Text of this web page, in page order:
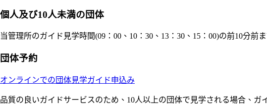
個人及び10人未満の団体
当管理所のガイド見学時間(09：00、10：30、13：30、15：00)の前10分
団体予約
オンラインでの団体見学ガイド申込み
品質の良いガイドサービスのため、10人以上の団体で見学される場合、